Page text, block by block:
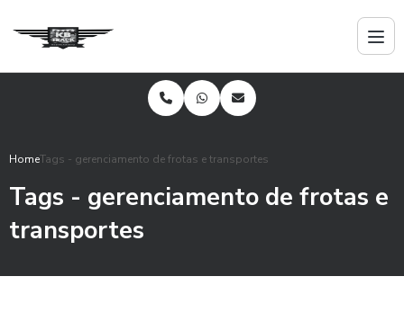
HomeTags - gerenciamento de frotas e transportes
Tags - gerenciamento de frotas e
transportes